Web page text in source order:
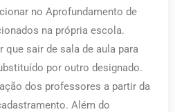
no Aprofundamento de
na própria escola.
sair de sala de aula para
por outro designado.
dos professores a partir da
Além do